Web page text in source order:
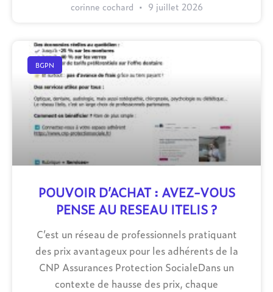
corinne cochard 9 juillet 2026
BGPN
POUVOIR D’ACHAT : AVEZ-VOUS
PENSE AU RESEAU ITELIS ?
C’est un réseau de professionnels pratiquant
des prix avantageux pour les adhérents de la
CNP Assurances Protection SocialeDans un
contexte de hausse des prix, chaque